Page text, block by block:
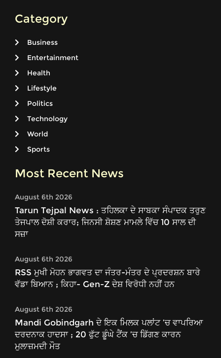
Category
Business
Entertainment
Health
Lifestyle
Politics
Technology
World
Sports
Most Recent News
August 6th 2026
Tarun Tejpal News : ਤਹਿਲਕਾ ਦੇ ਸਾਬਕਾ ਸੰਪਾਦਕ ਤਰੁਣ
ਤੇਜਪਾਲ ਦੋਸ਼ੀ ਕਰਾਰ; ਜਿਨਸੀ ਸ਼ੋਸ਼ਣ ਮਾਮਲੇ ਵਿੱਚ 10 ਸਾਲ ਦੀ
ਸਜ਼ਾ
August 6th 2026
RSS ਮੁਖੀ ਮੋਹਨ ਭਾਗਵਤ ਦਾ ਜੰਤਰ-ਮੰਤਰ ਦੇ ਪ੍ਰਦਰਸ਼ਨ ਬਾਰੇ
ਵੱਡਾ ਬਿਆਨ ; ਕਿਹਾ- Gen-Z ਦੇਸ਼ ਵਿਰੋਧੀ ਨਹੀਂ ਹਨ
August 6th 2026
Mandi Gobindgarh ਦੇ ਇਕ ਮਿਲਕ ਪਲਾਂਟ ’ਚ ਵਾਪਰਿਆ
ਦਰਦਨਾਕ ਹਾਦਸਾ ; 20 ਫੁੱਟ ਡੂੰਘੇ ਟੈਂਕ ’ਚ ਡਿੱਗਣ ਕਾਰਨ
ਮੁਲਾਜ਼ਮਦੀ ਮੌਤ